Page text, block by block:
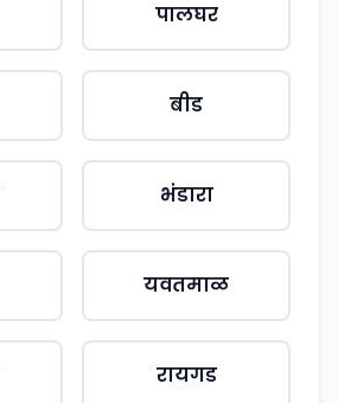
पालघर
बीड
भंडारा
यवतमाळ
रायगड